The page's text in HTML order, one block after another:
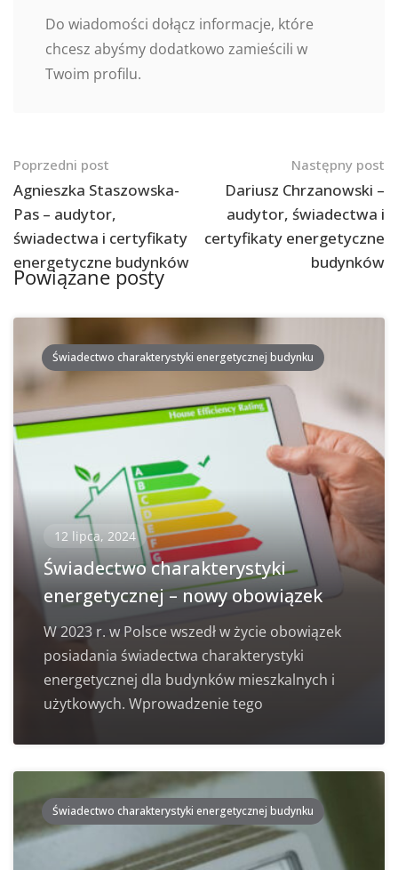
Do wiadomości dołącz informacje, które
chcesz abyśmy dodatkowo zamieścili w
Twoim profilu.
Nawigacja
po
postach
Poprzedni post
Agnieszka Staszowska-
Pas – audytor,
świadectwa i certyfikaty
energetyczne budynków
Następny post
Dariusz Chrzanowski –
audytor, świadectwa i
certyfikaty energetyczne
budynków
Powiązane posty
Świadectwo charakterystyki energetycznej budynku
12 lipca, 2024
Świadectwo charakterystyki
energetycznej – nowy obowiązek
W 2023 r. w Polsce wszedł w życie obowiązek
posiadania świadectwa charakterystyki
energetycznej dla budynków mieszkalnych i
użytkowych. Wprowadzenie tego
Świadectwo charakterystyki energetycznej budynku